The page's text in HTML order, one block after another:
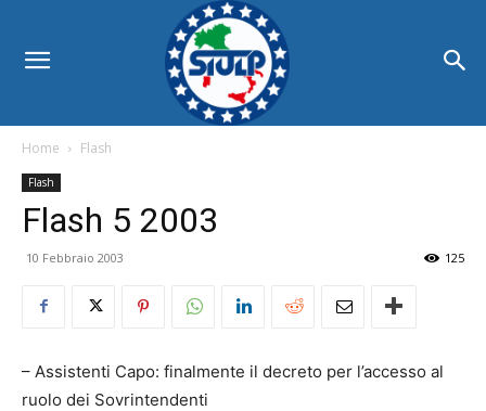
Home Flash
Flash
Flash 5 2003
10 Febbraio 2003 125
– Assistenti Capo: finalmente il decreto per l’accesso al
ruolo dei Sovrintendenti